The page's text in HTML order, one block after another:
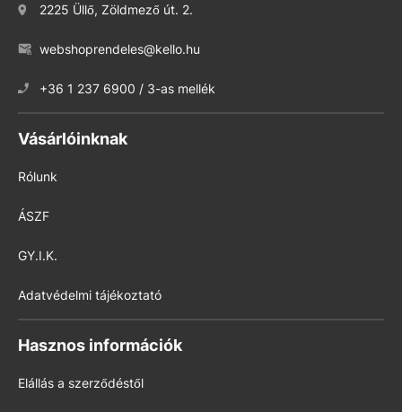
2225 Üllő, Zöldmező út. 2.
webshoprendeles@kello.hu
+36 1 237 6900 / 3-as mellék
Vásárlóinknak
Rólunk
ÁSZF
GY.I.K.
Adatvédelmi tájékoztató
Hasznos információk
Elállás a szerződéstől